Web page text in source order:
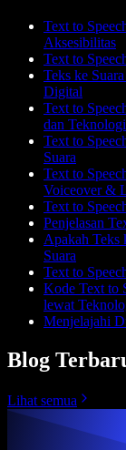
Text to
Aksesibilitas
Text to
Teks ke
Digital
Text to
dan Teknologi
Text to
Suara
Text to
Voiceover &
Text to
Penjelasan
Apakah Teks
Suara
Text to
Kode Text to
lewat
Menjelajahi
Blog
Lihat semua